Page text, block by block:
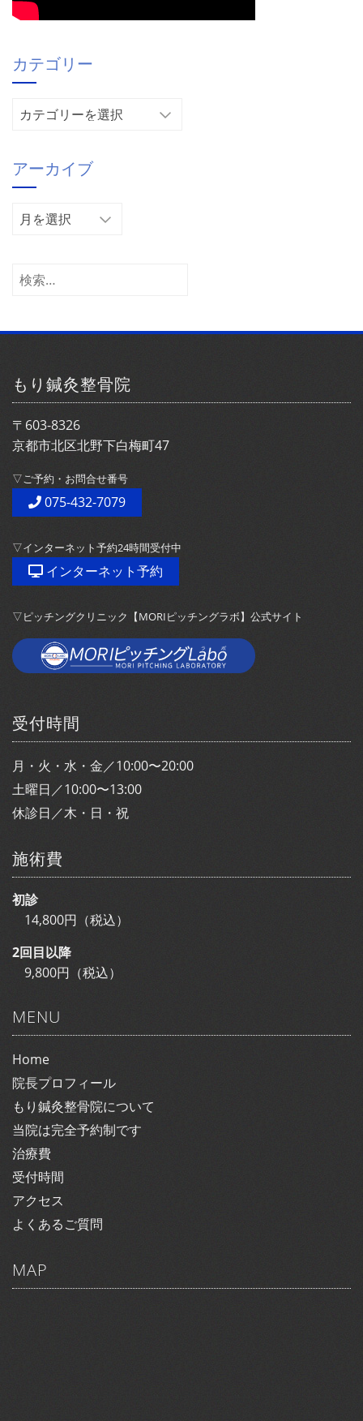
カテゴリー
リ
ー
アーカイブ
ア
イ
検
もり鍼灸整骨院
〒603-8326
京都市北区北野下白梅町47
▽ご予約・お問合せ番号
075-432-7079
▽インターネット予約24時間受付中
インターネット予約
▽ピッチングクリニック【MORIピッチングラボ】公式サイト
受付時間
月・火・水・金／10:00〜20:00
土曜日／10:00〜13:00
休診日／木・日・祝
施術費
初診
14,800円（税込）
2回目以降
9,800円（税込）
MENU
Home
院長プロフィール
もり鍼灸整骨院について
当院は完全予約制です
治療費
受付時間
アクセス
よくあるご質問
MAP